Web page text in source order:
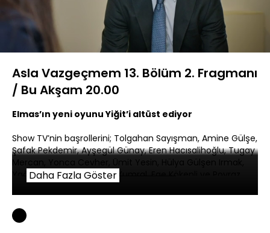
Sesi
Aç
360P
Yüklendi:
100.00%
Oynatma
Hızı
Asla Vazgeçmem 13. Bölüm 2. Fragmanı
/ Bu Akşam 20.00
Elmas’ın yeni oyunu Yiğit’i altüst ediyor
Show TV’nin başrollerini; Tolgahan Sayışman, Amine Gülşe,
Şafak Pekdemir, Ayşegül Günay, Eren Hacısalihoğlu, Tugay
Mercan, Yonca Cevher, Ümit Yesin, Hülya Gülşen Irmak,
Yağızkan Dikmen, Tuğçe Kumral, Ege Kökenli ve Poyraz
Vazgeçmem”yine, temposu yüksek, heyecan dolu bir
bölümle ekrana geliyor. Dizinin bu bölümünde;
yeni oyunuyla altüst olan Yiğit, bunun acısını Nur’dan
Daha Fazla Göster